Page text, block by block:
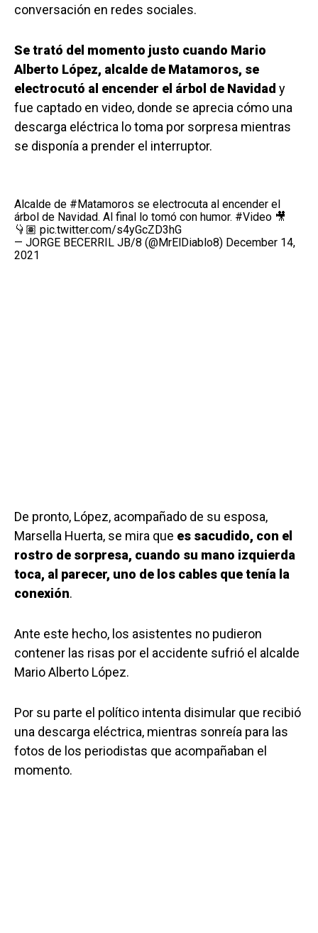
conversación en redes sociales.
Se trató del momento justo cuando Mario
Alberto López, alcalde de Matamoros, se
electrocutó al encender el árbol de Navidad y
fue captado en video, donde se aprecia cómo una
descarga eléctrica lo toma por sorpresa mientras
se disponía a prender el interruptor.
Alcalde de #Matamoros se electrocuta al encender el
árbol de Navidad. Al final lo tomó con humor. #Video 🎥
👇🏽 pic.twitter.com/s4yGcZD3hG
— JORGE BECERRIL JB/8 (@MrElDiablo8) December 14,
2021
De pronto, López, acompañado de su esposa,
Marsella Huerta, se mira que es sacudido, con el
rostro de sorpresa, cuando su mano izquierda
toca, al parecer, uno de los cables que tenía la
conexión.
Ante este hecho, los asistentes no pudieron
contener las risas por el accidente sufrió el alcalde
Mario Alberto López.
Por su parte el político intenta disimular que recibió
una descarga eléctrica, mientras sonreía para las
fotos de los periodistas que acompañaban el
momento.